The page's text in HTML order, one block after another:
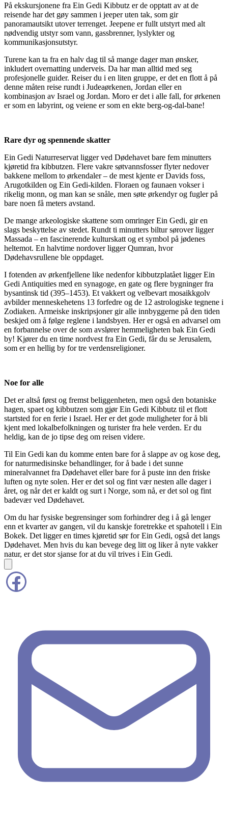
På ekskursjonene fra Ein Gedi Kibbutz er de opptatt av at de
reisende har det gøy sammen i jeeper uten tak, som gir
panoramautsikt utover terrenget. Jeepene er fullt utstyrt med alt
nødvendig utstyr som vann, gassbrenner, lyslykter og
kommunikasjonsutstyr.
Turene kan ta fra en halv dag til så mange dager man ønsker,
inkludert overnatting underveis. Da har man alltid med seg
profesjonelle guider. Reiser du i en liten gruppe, er det en flott å på
denne måten reise rundt i Judeaørkenen, Jordan eller en
kombinasjon av Israel og Jordan. Moro er det i alle fall, for ørkenen
er som en labyrint, og veiene er som en ekte berg-og-dal-bane!
Rare dyr og spennende skatter
Ein Gedi Naturreservat ligger ved Dødehavet bare fem minutters
kjøretid fra kibbutzen. Flere vakre søtvannsfosser flyter nedover
bakkene mellom to ørkendaler – de mest kjente er Davids foss,
Arugotkilden og Ein Gedi-kilden. Floraen og faunaen vokser i
rikelig monn, og man kan se snåle, men søte ørkendyr og fugler på
bare noen få meters avstand.
De mange arkeologiske skattene som omringer Ein Gedi, gir en
slags beskyttelse av stedet. Rundt ti minutters biltur sørover ligger
Massada – en fascinerende kulturskatt og et symbol på jødenes
heltemot. En halvtime nordover ligger Qumran, hvor
Dødehavsrullene ble oppdaget.
I fotenden av ørkenfjellene like nedenfor kibbutzplatået ligger Ein
Gedi Antiquities med en synagoge, en gate og flere bygninger fra
bysantinsk tid (395–1453). Et vakkert og velbevart mosaikkgolv
avbilder menneskehetens 13 forfedre og de 12 astrologiske tegnene i
Zodiaken. Armeiske inskripsjoner gir alle innbyggerne på den tiden
beskjed om å følge reglene i landsbyen. Her er også en advarsel om
en forbannelse over de som avslører hemmeligheten bak Ein Gedi
by! Kjører du en time nordvest fra Ein Gedi, får du se Jerusalem,
som er en hellig by for tre verdensreligioner.
Noe for alle
Det er altså først og fremst beliggenheten, men også den botaniske
hagen, spaet og kibbutzen som gjør Ein Gedi Kibbutz til et flott
startsted for en ferie i Israel. Her er det gode muligheter for å bli
kjent med lokalbefolkningen og turister fra hele verden. Er du
heldig, kan de jo tipse deg om reisen videre.
Til Ein Gedi kan du komme enten bare for å slappe av og kose deg,
for naturmedisinske behandlinger, for å bade i det sunne
mineralvannet fra Dødehavet eller bare for å puste inn den friske
luften og nyte solen. Her er det sol og fint vær nesten alle dager i
året, og når det er kaldt og surt i Norge, som nå, er det sol og fint
badevær ved Dødehavet.
Om du har fysiske begrensinger som forhindrer deg i å gå lenger
enn et kvarter av gangen, vil du kanskje foretrekke et spahotell i Ein
Bokek. Det ligger en times kjøretid sør for Ein Gedi, også det langs
Dødehavet. Men hvis du kan bevege deg litt og liker å nyte vakker
natur, er det stor sjanse for at du vil trives i Ein Gedi.